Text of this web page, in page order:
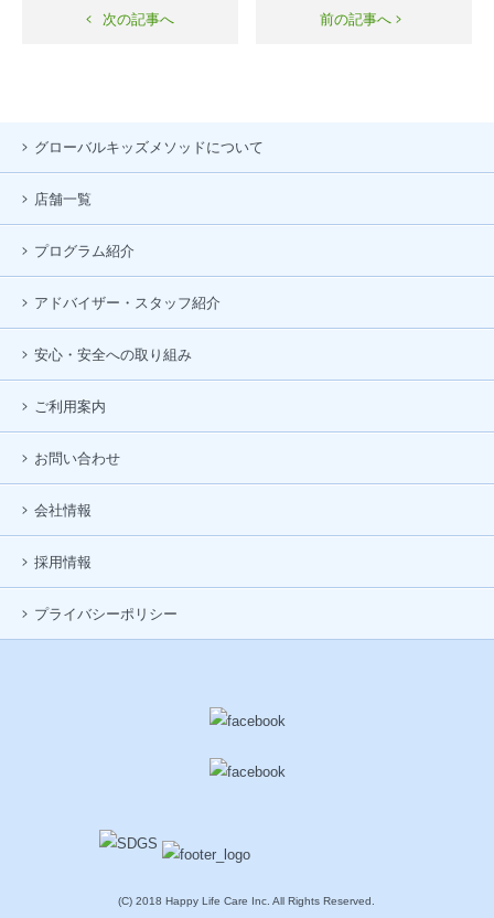
前の記事へ
次の記事へ
グローバルキッズメソッドについて
店舗一覧
プログラム紹介
アドバイザー・スタッフ紹介
安心・安全への取り組み
ご利用案内
お問い合わせ
会社情報
採用情報
プライバシーポリシー
(C) 2018 Happy Life Care Inc. All Rights Reserved.